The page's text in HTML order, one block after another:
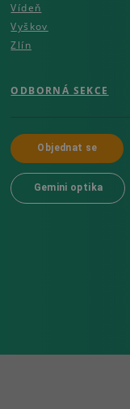
Vídeň
Vyškov
Zlín
ODBORNÁ SEKCE
Objednat se
Gemini optika